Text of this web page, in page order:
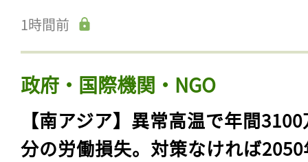
1時間前
政府・国際機関・NGO
【南アジア】異常高温で年間
分の労働損失。対策なければ